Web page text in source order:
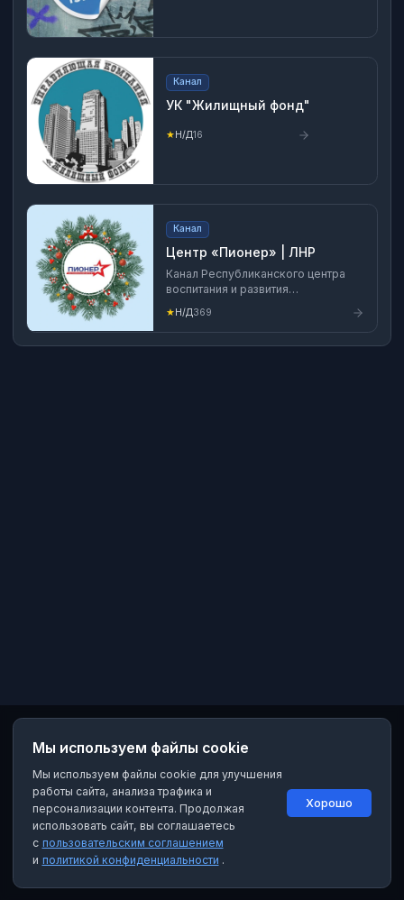
Канал
УК "Жилищный фонд"
★Н/Д16
Канал
Центр «Пионер» | ЛНР
Канал Республиканского центра
воспитания и развития
дополнительного образования
«Пионер» Мы во Вконтакте:
https://vk.com/pionercentr81?
from=search Мы в Telegram:
★Н/Д369
Мы используем файлы cookie
Мы используем файлы cookie для улучшения
работы сайта, анализа трафика и
персонализации контента. Продолжая
использовать сайт, вы соглашаетесь
с пользовательским соглашением
и политикой конфиденциальности .
Хорошо